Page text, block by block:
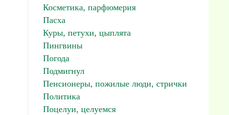
Косметика, парфюмерия
Пасха
Куры, петухи, цыплята
Пингвины
Погода
Подмигнул
Пенсионеры, пожилые люди, стрички
Политика
Поцелуи, целуемся